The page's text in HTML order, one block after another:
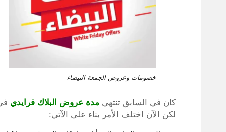
خصومات وعروض الجمعة البيضاء
كان في السابق تنتهي مدة عروض البلاك فرايدي
لكن الآن اختلف الأمر بناء على الآتي: